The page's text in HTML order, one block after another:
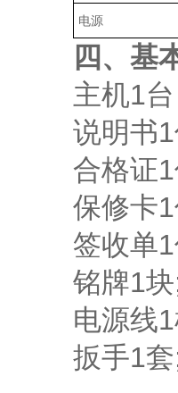
电源
四、基
主机1
说明书
合格证
保修卡
签收单
铭牌1
电源线
扳手1